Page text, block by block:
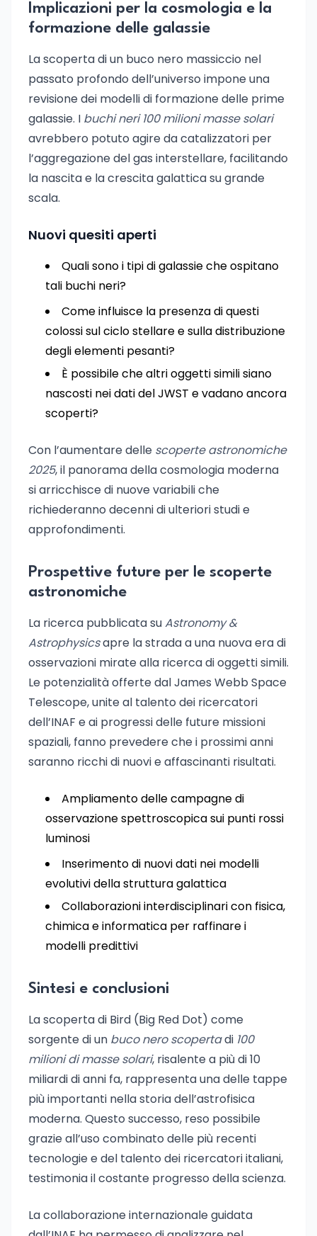
Implicazioni per la cosmologia e la
formazione delle galassie
La scoperta di un buco nero massiccio nel
passato profondo dell’universo impone una
revisione dei modelli di formazione delle prime
galassie. I buchi neri 100 milioni masse solari
avrebbero potuto agire da catalizzatori per
l’aggregazione del gas interstellare, facilitando
la nascita e la crescita galattica su grande
scala.
Nuovi quesiti aperti
Quali sono i tipi di galassie che ospitano
tali buchi neri?
Come influisce la presenza di questi
colossi sul ciclo stellare e sulla distribuzione
degli elementi pesanti?
È possibile che altri oggetti simili siano
nascosti nei dati del JWST e vadano ancora
scoperti?
Con l’aumentare delle scoperte astronomiche
2025, il panorama della cosmologia moderna
si arricchisce di nuove variabili che
richiederanno decenni di ulteriori studi e
approfondimenti.
Prospettive future per le scoperte
astronomiche
La ricerca pubblicata suAstronomy &
Astrophysicsapre la strada a una nuova era di
osservazioni mirate alla ricerca di oggetti simili.
Le potenzialità offerte dal James Webb Space
Telescope, unite al talento dei ricercatori
dell’INAF e ai progressi delle future missioni
spaziali, fanno prevedere che i prossimi anni
saranno ricchi di nuovi e affascinanti risultati.
Ampliamento delle campagne di
osservazione spettroscopica sui punti rossi
luminosi
Inserimento di nuovi dati nei modelli
evolutivi della struttura galattica
Collaborazioni interdisciplinari con fisica,
chimica e informatica per raffinare i
modelli predittivi
Sintesi e conclusioni
La scoperta di Bird (Big Red Dot) come
sorgente di un buco nero scopertadi 100
milioni di masse solari, risalente a più di 10
miliardi di anni fa, rappresenta una delle tappe
più importanti nella storia dell’astrofisica
moderna. Questo successo, reso possibile
grazie all’uso combinato delle più recenti
tecnologie e del talento dei ricercatori italiani,
testimonia il costante progresso della scienza.
La collaborazione internazionale guidata